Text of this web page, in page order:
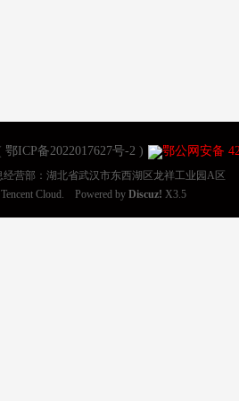
鄂ICP备2022017627号-2 ) 鄂公网安备
营部：湖北省武汉市东西湖区龙祥工业园A区
Cloud. Powered by Discuz! X3.5